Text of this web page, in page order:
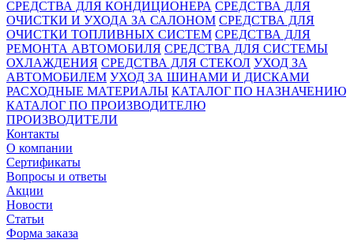
СРЕДСТВА ДЛЯ КОНДИЦИОНЕРА СРЕДСТВА ДЛЯ
ОЧИСТКИ И УХОДА ЗА САЛОНОМ СРЕДСТВА ДЛЯ
ОЧИСТКИ ТОПЛИВНЫХ СИСТЕМ СРЕДСТВА ДЛЯ
РЕМОНТА АВТОМОБИЛЯ СРЕДСТВА ДЛЯ СИСТЕМЫ
ОХЛАЖДЕНИЯ СРЕДСТВА ДЛЯ СТЕКОЛ УХОД ЗА
АВТОМОБИЛЕМ УХОД ЗА ШИНАМИ И ДИСКАМИ
РАСХОДНЫЕ МАТЕРИАЛЫ КАТАЛОГ ПО НАЗНАЧЕНИЮ
КАТАЛОГ ПО ПРОИЗВОДИТЕЛЮ
ПРОИЗВОДИТЕЛИ
Контакты
О компании
Сертификаты
Вопросы и ответы
Акции
Новости
Статьи
Форма заказа